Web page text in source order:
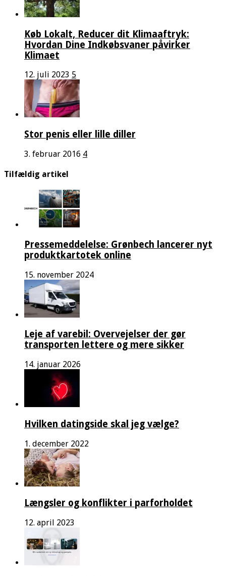
Køb Lokalt, Reducer dit Klimaaftryk:
Hvordan Dine Indkøbsvaner påvirker
Klimaet
12. juli 2023 5
Stor penis eller lille diller
3. februar 2016 4
Tilfældig artikel
Pressemeddelelse: Grønbech lancerer nyt
produktkartotek online
15. november 2024
Leje af varebil: Overvejelser der gør
transporten lettere og mere sikker
14. januar 2026
Hvilken datingside skal jeg vælge?
1. december 2022
Længsler og konflikter i parforholdet
12. april 2023